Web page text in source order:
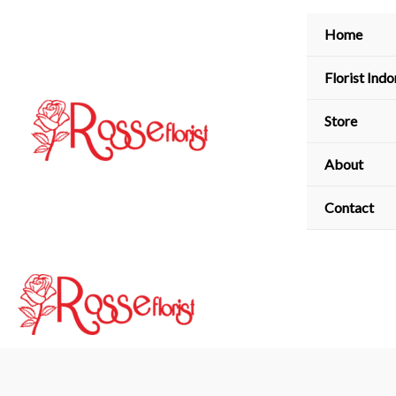
Home
Florist
Store
About
Contact